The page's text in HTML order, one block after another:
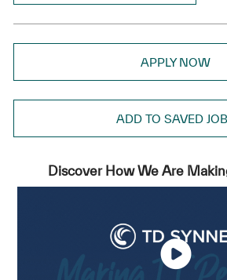
APPLY NOW
ADD TO SAVED
Discover How We Are